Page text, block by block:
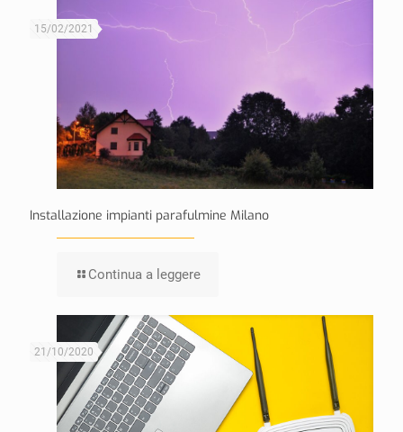
15/02/2021
Installazione impianti parafulmine Milano
Continua a leggere
21/10/2020